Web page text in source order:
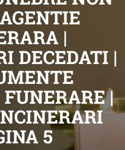
|
DECEDATI |
|
5